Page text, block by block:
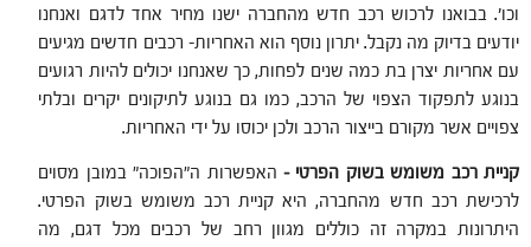
וכו'. בבואנו לרכוש רכב חדש מהחברה ישנו מחיר אחד לדגם ואנחנו
יודעים בדיוק מה נקבל. יתרון נוסף הוא האחריות- רכבים חדשים מגיעים
עם אחריות יצרן בת כמה שנים לפחות, כך שאנחנו יכולים להיות רגועים
בנוגע לתפקוד הצפוי של הרכב, כמו גם בנוגע לתיקונים יקרים ובלתי
צפויים אשר מקורם בייצור הרכב ולכן יכוסו על ידי האחריות.
קניית רכב משומש בשוק הפרטי – האפשרות ה"הפוכה" במובן מסוים
לרכישת רכב חדש מהחברה, היא קניית רכב משומש בשוק הפרטי.
היתרונות במקרה זה כוללים מגוון רחב של רכבים מכל דגם, מה